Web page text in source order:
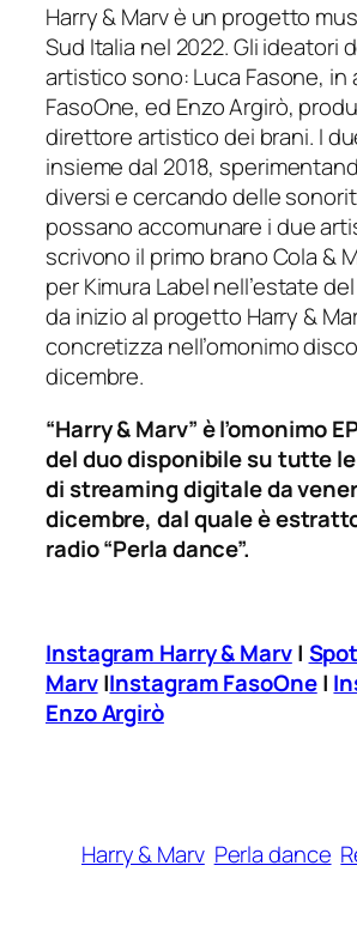
Harry & Marv è un progetto
Sud Italia nel 2022. Gli ideatori
artistico sono: Luca Fasone, in
FasoOne, ed Enzo Argirò,
direttore artistico dei brani. I
insieme dal 2018,
diversi e cercando delle
possano accomunare i due
scrivono il primo brano Cola &
per Kimura Label nell’estate
da inizio al progetto Harry &
concretizza nell’omonimo
dicembre.
“Harry & Marv” è l’omonimo
del duo disponibile su tutte
di streaming digitale da
dicembre, dal quale è
radio “Perla dance”.
Instagram Harry & Marv|
Marv|Instagram FasoOne|
Enzo Argirò
Harry & Marv Perla dance